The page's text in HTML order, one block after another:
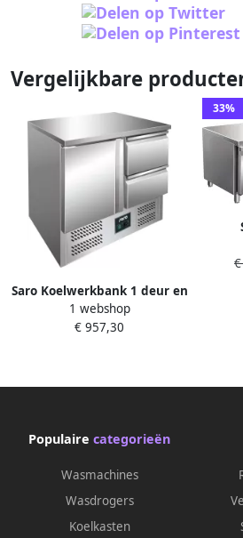
Vergelijkbare
Saro Koelwerkbank 1 deur en
2 lades Compressor onder
323-10062
1 webshop
€ 957,30
33%
Populaire categorieën
Wasmachines
Wasdrogers
Koelkasten